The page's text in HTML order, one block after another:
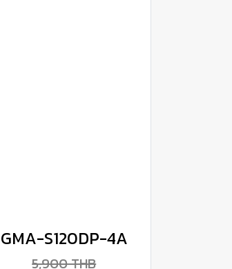
GMA-S120DP-4A
5,900 THB